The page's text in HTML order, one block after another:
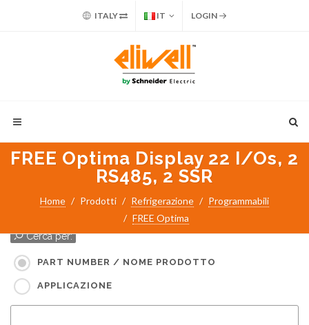
ITALY IT LOGIN
FREE Optima Display 22 I/Os, 2
RS485, 2 SSR
Home Prodotti Refrigerazione
Programmabili
FREE Optima
Cerca per:
PART NUMBER / NOME PRODOTTO
APPLICAZIONE